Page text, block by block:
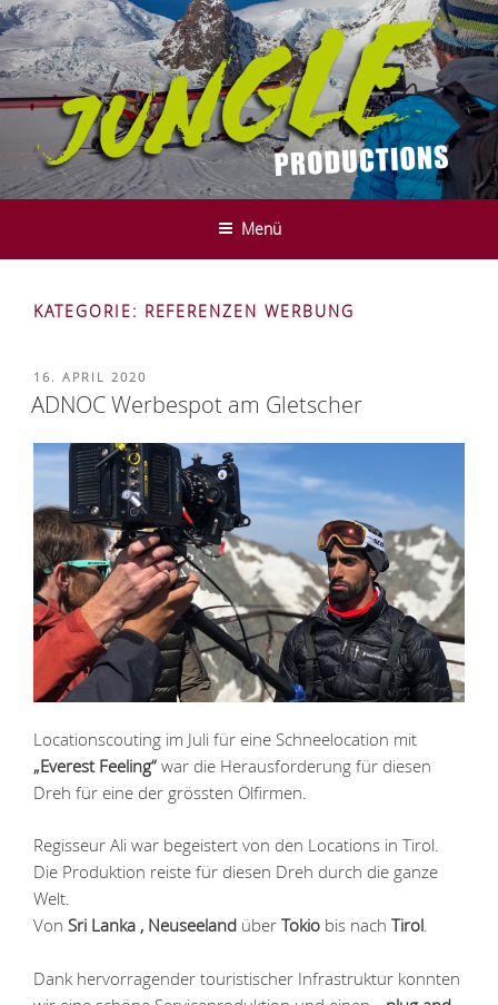
Zum
Inhalt
springen
JUNGLE PRODUCTIONS - FILM-
UND SERVICE PRODUCTION -
INNSBRUCK - TYROL
We do it in the mountains ....
Menü
KATEGORIE: REFERENZEN WERBUNG
VERÖFFENTLICHT
AM
16. APRIL 2020
ADNOC Werbespot am Gletscher
Locationscouting im Juli für eine Schneelocation mit
„Everest Feeling“ war die Herausforderung für diesen
Dreh für eine der grössten Ölfirmen.
Regisseur Ali war begeistert von den Locations in Tirol.
Die Produktion reiste für diesen Dreh durch die ganze
Welt.
Von Sri Lanka , Neuseeland über Tokio bis nach Tirol
Dank hervorragender touristischer Infrastruktur konnten